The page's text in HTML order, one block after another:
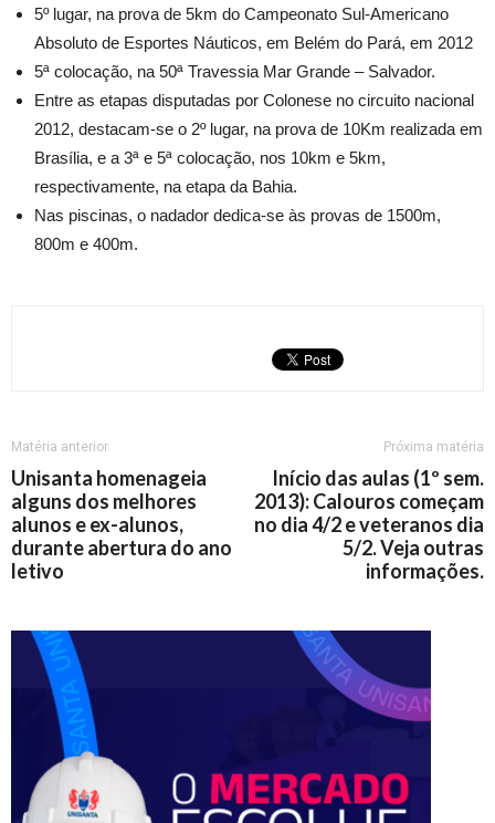
5º lugar, na prova de 5km do Campeonato Sul-Americano
Absoluto de Esportes Náuticos, em Belém do Pará, em 2012
5ª colocação, na 50ª Travessia Mar Grande – Salvador.
Entre as etapas disputadas por Colonese no circuito nacional
2012, destacam-se o 2º lugar, na prova de 10Km realizada em
Brasília, e a 3ª e 5ª colocação, nos 10km e 5km,
respectivamente, na etapa da Bahia.
Nas piscinas, o nadador dedica-se às provas de 1500m,
800m e 400m.
Matéria anterior
Unisanta homenageia
alguns dos melhores
alunos e ex-alunos,
durante abertura do ano
letivo
Próxima matéria
Início das aulas (1º sem.
2013): Calouros começam
no dia 4/2 e veteranos dia
5/2. Veja outras
informações.